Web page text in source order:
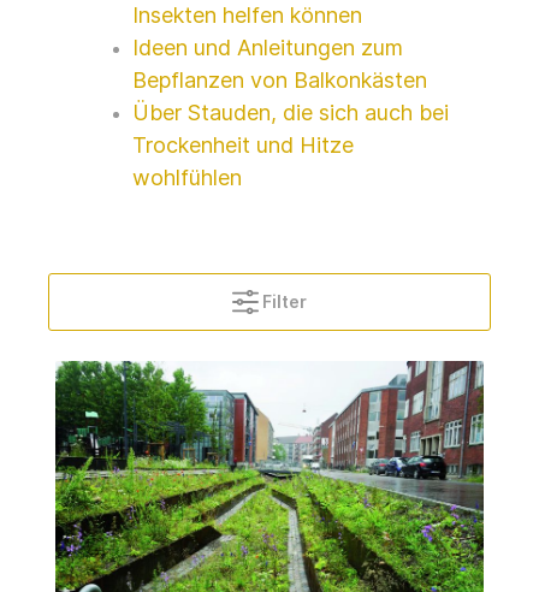
Insekten helfen können
Ideen und Anleitungen zum
Bepflanzen von Balkonkästen
Über Stauden, die sich auch bei
Trockenheit und Hitze
wohlfühlen
Filter